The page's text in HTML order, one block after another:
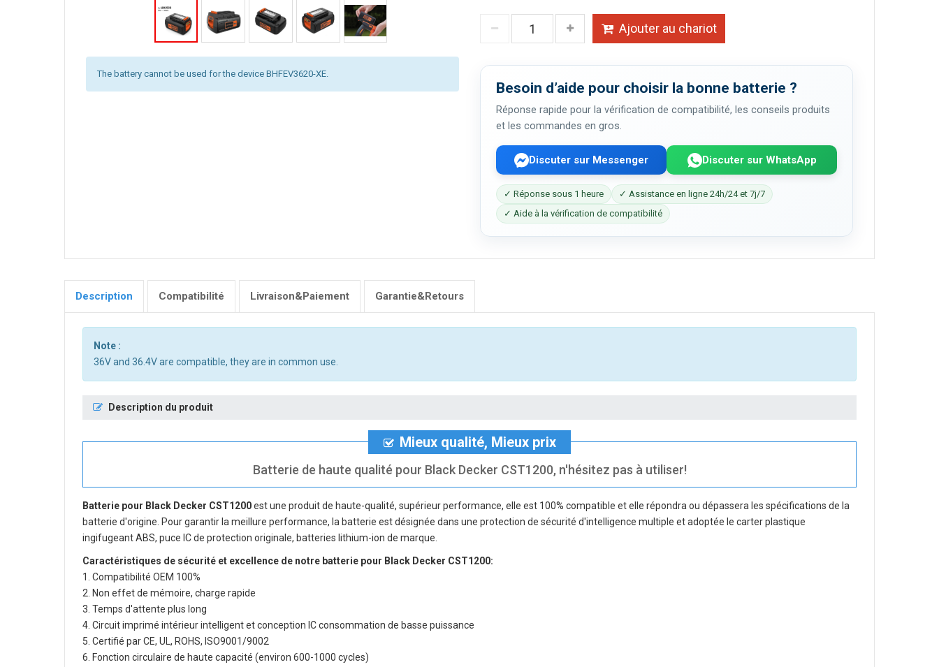
The battery cannot be used for the device BHFEV3620-XE.
Ajouter au chariot
Besoin d’aide pour choisir la bonne batterie ?
Réponse rapide pour la vérification de compatibilité, les conseils produits
et les commandes en gros.
Discuter sur Messenger Discuter sur WhatsApp
✓ Réponse sous 1 heure
✓ Assistance en ligne 24h/24 et 7j/7
✓ Aide à la vérification de compatibilité
Description Compatibilité Livraison&Paiement Garantie&Retours
Note :
36V and 36.4V are compatible, they are in common use.
Description du produit
Mieux qualité, Mieux prix
Batterie de haute qualité pour Black Decker CST1200, n'hésitez pas à utiliser!
Batterie pour Black Decker CST1200est une produit de haute-qualité, supérieur performance, elle est 100% compatible et elle répondra ou dépassera les spécifications de la
batterie d'origine. Pour garantir la meillure performance, la batterie est désignée dans une protection de sécurité d'intelligence multiple et adoptée le carter plastique
ingifugeant ABS, puce IC de protection originale, batteries lithium-ion de marque.
Caractéristiques de sécurité et excellence de notre batterie pour Black Decker CST1200:
1. Compatibilité OEM 100%
2. Non effet de mémoire, charge rapide
3. Temps d'attente plus long
4. Circuit imprimé intérieur intelligent et conception IC consommation de basse puissance
5. Certifié par CE, UL, ROHS, ISO9001/9002
6. Fonction circulaire de haute capacité (environ 600-1000 cycles)